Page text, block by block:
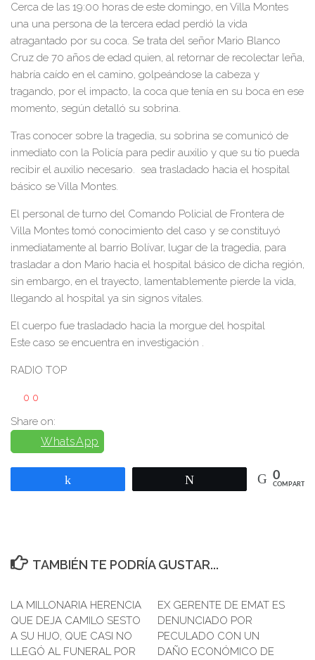
Cerca de las 19:00 horas de este domingo, en Villa Montes
una una persona de la tercera edad perdió la vida
atragantado por su coca. Se trata del señor Mario Blanco
Cruz de 70 años de edad quien, al retornar de recolectar leña,
habría caído en el camino, golpeándose la cabeza y
tragando, por el impacto, la coca que tenía en su boca en ese
momento, según detalló su sobrina.
Tras conocer sobre la tragedia, su sobrina se comunicó de
inmediato con la Policía para pedir auxilio y que su tío pueda
recibir el auxilio necesario. sea trasladado hacia el hospital
básico se Villa Montes.
El personal de turno del Comando Policial de Frontera de
Villa Montes tomó conocimiento del caso y se constituyó
inmediatamente al barrio Bolívar, lugar de la tragedia, para
trasladar a don Mario hacia el hospital básico de dicha región,
sin embargo, en el trayecto, lamentablemente pierde la vida,
llegando al hospital ya sin signos vitales.
El cuerpo fue trasladado hacia la morgue del hospital
Este caso se encuentra en investigación .
RADIO TOP
0 0
Share on:
WhatsApp
0
COMPARTIR
TAMBIÉN TE PODRÍA GUSTAR...
LA MILLONARIA HERENCIA
QUE DEJA CAMILO SESTO
A SU HIJO, QUE CASI NO
LLEGÓ AL FUNERAL POR
EX GERENTE DE EMAT ES
DENUNCIADO POR
PECULADO CON UN
DAÑO ECONÓMICO DE